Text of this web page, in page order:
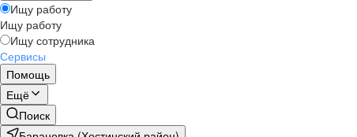
Ищу работу
Ищу работу
Ищу сотрудника
Сервисы
Помощь
Ещё
Поиск